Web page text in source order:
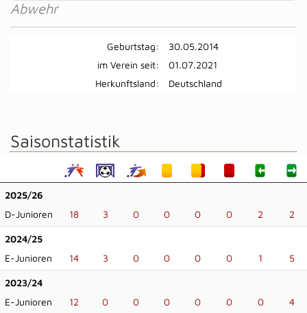
Abwehr
Geburtstag:
30.05.2014
im Verein seit:
01.07.2021
Herkunftsland:
Deutschland
Saisonstatistik
2025/26
D-Junioren
18 3 0 0 0 0 2 2
2024/25
E-Junioren
14 3 0 0 0 0 1 5
2023/24
E-Junioren
12 0 0 0 0 0 0 4